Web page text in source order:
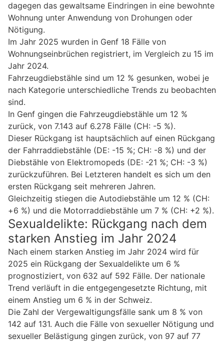
dagegen das gewaltsame Eindringen in eine bewohnte
Wohnung unter Anwendung von Drohungen oder
Nötigung.
Im Jahr 2025 wurden in Genf 18 Fälle von
Wohnungseinbrüchen registriert, im Vergleich zu 15 im
Jahr 2024.
Fahrzeugdiebstähle sind um 12 % gesunken, wobei je
nach Kategorie unterschiedliche Trends zu beobachten
sind.
In Genf gingen die Fahrzeugdiebstähle um 12 %
zurück, von 7.143 auf 6.278 Fälle (CH: -5 %).
Dieser Rückgang ist hauptsächlich auf einen Rückgang
der Fahrraddiebstähle (DE: -15 %; CH: -8 %) und der
Diebstähle von Elektromopeds (DE: -21 %; CH: -3 %)
zurückzuführen. Bei Letzteren handelt es sich um den
ersten Rückgang seit mehreren Jahren.
Gleichzeitig stiegen die Autodiebstähle um 12 % (CH:
+6 %) und die Motorraddiebstähle um 7 % (CH: +2 %).
Sexualdelikte: Rückgang nach dem
starken Anstieg im Jahr 2024
Nach einem starken Anstieg im Jahr 2024 wird für
2025 ein Rückgang der Sexualdelikte um 6 %
prognostiziert, von 632 auf 592 Fälle. Der nationale
Trend verläuft in die entgegengesetzte Richtung, mit
einem Anstieg um 6 % in der Schweiz.
Die Zahl der Vergewaltigungsfälle sank um 8 % von
142 auf 131. Auch die Fälle von sexueller Nötigung und
sexueller Belästigung gingen zurück, von 97 auf 77